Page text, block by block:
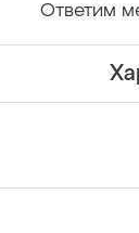
Ответим